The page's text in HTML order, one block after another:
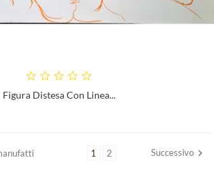
Figura Distesa Con Linea...
1 2 Successivo